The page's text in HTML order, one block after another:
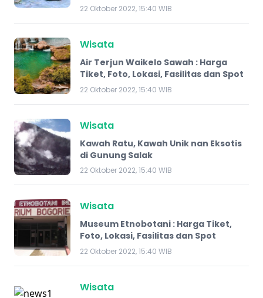
22 Oktober 2022, 15:40 WIB
Wisata
Air Terjun Waikelo Sawah : Harga
Tiket, Foto, Lokasi, Fasilitas dan Spot
22 Oktober 2022, 15:40 WIB
Wisata
Kawah Ratu, Kawah Unik nan Eksotis
di Gunung Salak
22 Oktober 2022, 15:40 WIB
Wisata
Museum Etnobotani : Harga Tiket,
Foto, Lokasi, Fasilitas dan Spot
22 Oktober 2022, 15:40 WIB
Wisata